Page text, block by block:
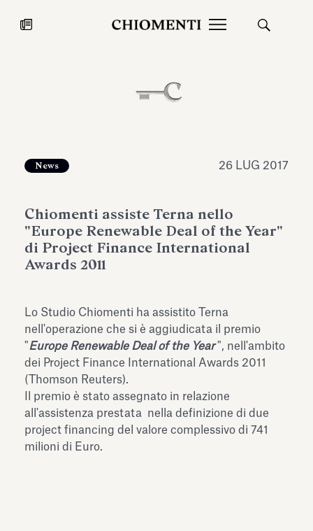
27 LUG 2026
ampliando gli spazi espositivi
dell’Antiquarium di Villa Albani
Torlonia
Leggi tutto
News 26 LUG 2017
Chiomenti assiste Terna nello
"Europe Renewable Deal of the Year"
di Project Finance International
Awards 2011
Lo Studio Chiomenti ha assistito Terna
nell'operazione che si è aggiudicata il premio
"Europe Renewable Deal of the Year", nell'ambito
dei Project Finance International Awards 2011
(Thomson Reuters).
Il premio è stato assegnato in relazione
all'assistenza prestata nella definizione di due
project financing del valore complessivo di 741
milioni di Euro.